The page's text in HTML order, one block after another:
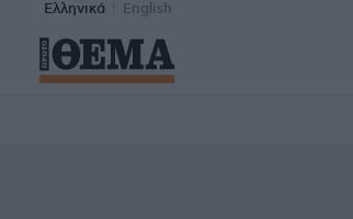
Ελληνικά English